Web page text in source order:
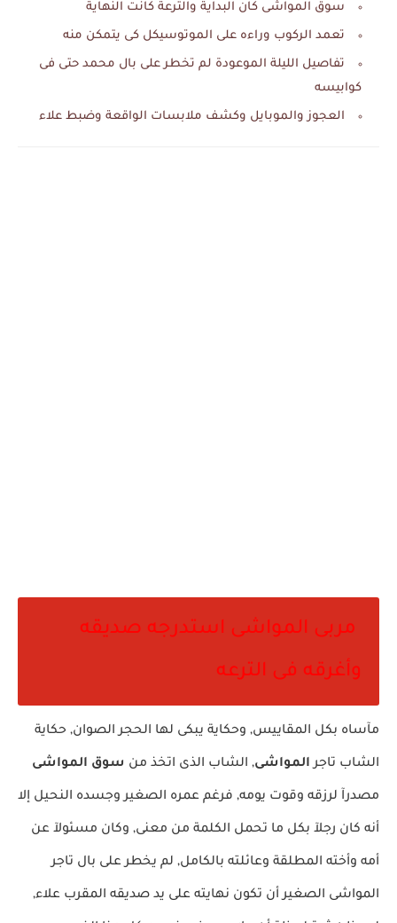
سوق المواشى كان البداية والترعة كانت النهاية
تعمد الركوب وراءه على الموتوسيكل كى يتمكن منه
تفاصيل الليلة الموعودة لم تخطر على بال محمد حتى فى
كوابيسه
العجوز والموبايل وكشف ملابسات الواقعة وضبط علاء
مربى المواشى استدرجه صديقه
وأغرقه فى الترعه
مآساه بكل المقاييس, وحكاية يبكى لها الحجر الصوان, حكاية
الشاب تاجرالمواشى, الشاب الذى اتخذ من سوق المواشى
مصدرآ لرزقه وقوت يومه, فرغم عمره الصغير وجسده النحيل إلا
أنه كان رجلآ بكل ما تحمل الكلمة من معنى, وكان مسئولآ عن
أمه وأخته المطلقة وعائلته بالكامل, لم يخطر على بال تاجر
المواشى الصغير أن تكون نهايته على يد صديقه المقرب علاء,